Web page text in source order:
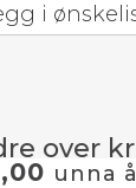
i
over
unna